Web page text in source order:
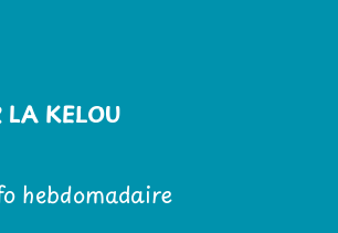
LA KELOU
hebdomadaire